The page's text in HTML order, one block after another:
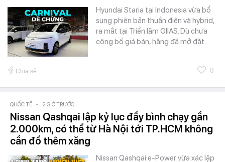
Hyundai Staria tại Indonesia vừa bổ
sung phiên bản thuần điện và hybrid,
ra mắt tại Triển lãm GIIAS. Dù chưa
công bố giá bán, hãng đã mở đặt…
Chia sẻ 0
QUỐC TẾ - 2 GIỜ TRƯỚC
Nissan Qashqai lập kỷ lục đầy bình chạy gần
2.000km, có thể từ Hà Nội tới TP.HCM không
cần đổ thêm xăng
Nissan Qashqai e-Power vừa xác lập